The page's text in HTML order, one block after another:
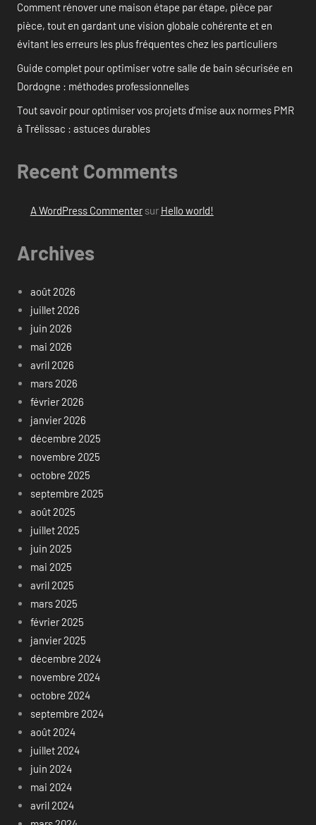
Comment rénover une maison étape par étape, pièce par
pièce, tout en gardant une vision globale cohérente et en
évitant les erreurs les plus fréquentes chez les particuliers
Guide complet pour optimiser votre salle de bain sécurisée en
Dordogne : méthodes professionnelles
Tout savoir pour optimiser vos projets d’mise aux normes PMR
à Trélissac : astuces durables
Recent Comments
A WordPress Commentersur Hello world!
Archives
août 2026
juillet 2026
juin 2026
mai 2026
avril 2026
mars 2026
février 2026
janvier 2026
décembre 2025
novembre 2025
octobre 2025
septembre 2025
août 2025
juillet 2025
juin 2025
mai 2025
avril 2025
mars 2025
février 2025
janvier 2025
décembre 2024
novembre 2024
octobre 2024
septembre 2024
août 2024
juillet 2024
juin 2024
mai 2024
avril 2024